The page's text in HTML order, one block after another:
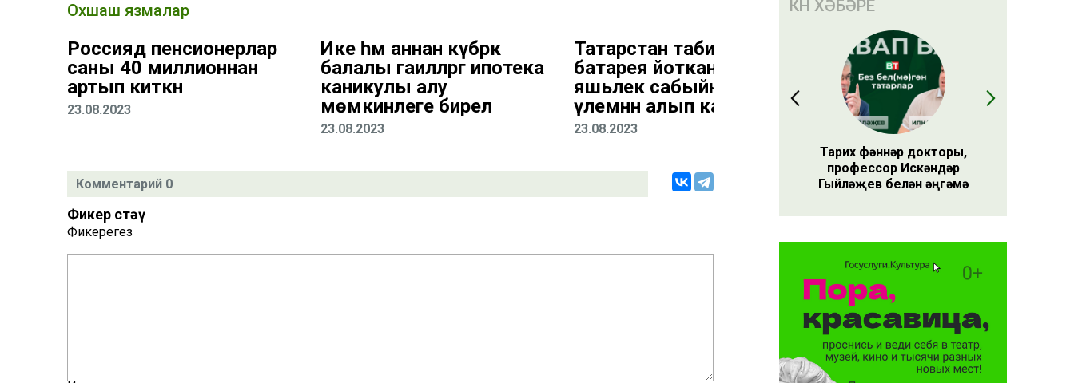
Охшаш язмалар
Россиядә пенсионерлар
саны 40 миллионнан
артып киткән
23.08.2023
Ике һәм аннан күбрәк
балалы гаиләләргә ипотека
каникулы алу
мөмкинлеге бирелә
23.08.2023
Татарстан табиблары
батарея йоткан бер
яшьлек сабыйны
үлемнән алып калган
23.08.2023
Комментарий 0
Фикер өстәү
Фикерегез
КӨН ХӘБӘРЕ
Тарих фәннәр докторы,
профессор Искәндәр
Гыйләҗев белән әңгәмә